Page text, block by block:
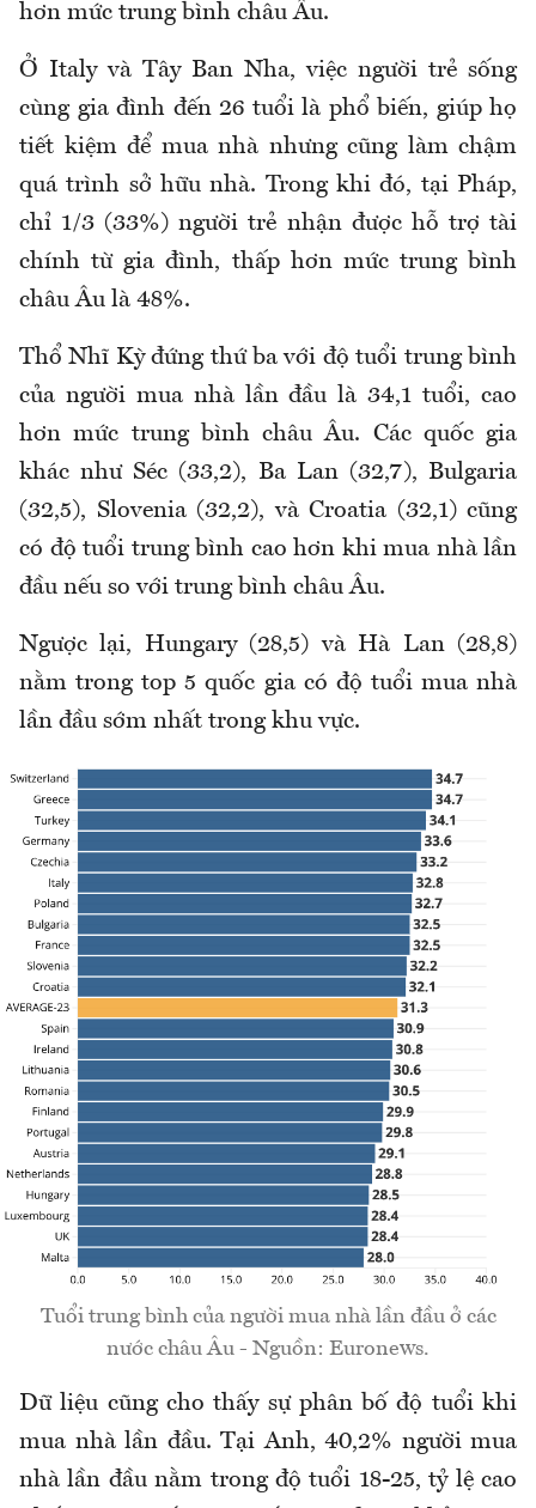
hơn mức trung bình châu Âu.
Ở Italy và Tây Ban Nha, việc người trẻ sống
cùng gia đình đến 26 tuổi là phổ biến, giúp họ
tiết kiệm để mua nhà nhưng cũng làm chậm
quá trình sở hữu nhà. Trong khi đó, tại Pháp,
chỉ 1/3 (33%) người trẻ nhận được hỗ trợ tài
chính từ gia đình, thấp hơn mức trung bình
châu Âu là 48%.
Thổ Nhĩ Kỳ đứng thứ ba với độ tuổi trung bình
của người mua nhà lần đầu là 34,1 tuổi, cao
hơn mức trung bình châu Âu. Các quốc gia
khác như Séc (33,2), Ba Lan (32,7), Bulgaria
(32,5), Slovenia (32,2), và Croatia (32,1) cũng
có độ tuổi trung bình cao hơn khi mua nhà lần
đầu nếu so với trung bình châu Âu.
Ngược lại, Hungary (28,5) và Hà Lan (28,8)
nằm trong top 5 quốc gia có độ tuổi mua nhà
lần đầu sớm nhất trong khu vực.
Tuổi trung bình của người mua nhà lần đầu ở các
nước châu Âu - Nguồn: Euronews.
Dữ liệu cũng cho thấy sự phân bố độ tuổi khi
mua nhà lần đầu. Tại Anh, 40,2% người mua
nhà lần đầu nằm trong độ tuổi 18-25, tỷ lệ cao